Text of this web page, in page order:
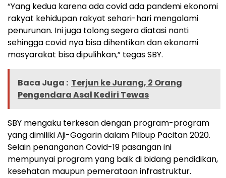
“Yang kedua karena ada covid ada pandemi ekonomi
rakyat kehidupan rakyat sehari-hari mengalami
penurunan. Ini juga tolong segera diatasi nanti
sehingga covid nya bisa dihentikan dan ekonomi
masyarakat bisa dipulihkan,” tegas SBY.
Baca Juga : Terjun ke Jurang, 2 Orang
Pengendara Asal Kediri Tewas
SBY mengaku terkesan dengan program-program
yang dimiliki Aji-Gagarin dalam Pilbup Pacitan 2020.
Selain penanganan Covid-19 pasangan ini
mempunyai program yang baik di bidang pendidikan,
kesehatan maupun pemerataan infrastruktur.